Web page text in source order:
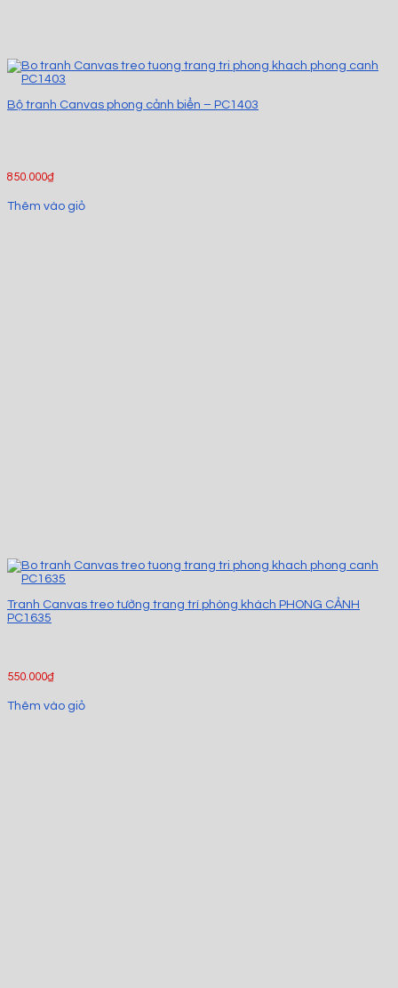
Bộ tranh Canvas phong cảnh biển – PC1403
850.000₫
Thêm vào giỏ
Tranh Canvas treo tường trang trí phòng khách PHONG CẢNH
PC1635
550.000₫
Thêm vào giỏ